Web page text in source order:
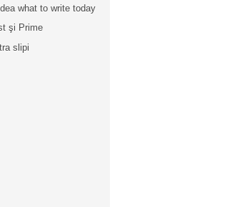
what to write today
şi Prime
slipi